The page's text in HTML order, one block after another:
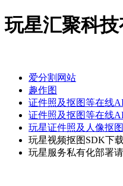
玩星汇聚科技
爱分割网站
趣作图
证件照及抠图等在线
证件照及抠图等在线
玩星证件照及人像抠
玩星视频抠图SDK下
玩星服务私有化部署